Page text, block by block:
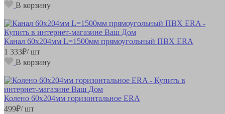
В корзину
Канал 60х204мм L=1500мм прямоугольный ПВХ ERA
1 333₽/ шт
В корзину
Колено 60х204мм горизонтальное ERA
499₽/ шт